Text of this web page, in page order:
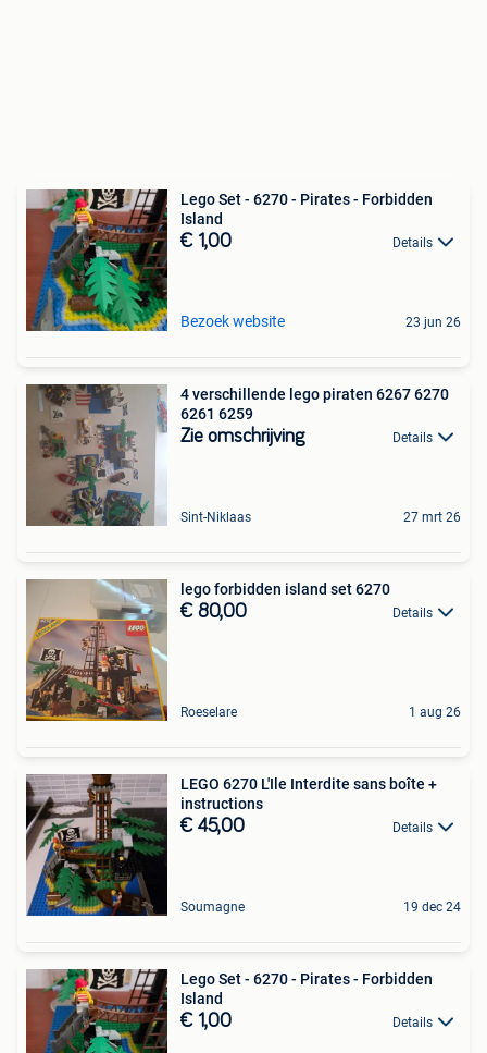
Lego Set - 6270 - Pirates - Forbidden
Island
€ 1,00 Details
Bezoek website 23 jun 26
4 verschillende lego piraten 6267 6270
6261 6259
Zie omschrijving Details
Sint-Niklaas 27 mrt 26
lego forbidden island set 6270
€ 80,00 Details
Roeselare 1 aug 26
LEGO 6270 L'Ile Interdite sans boîte +
instructions
€ 45,00 Details
Soumagne 19 dec 24
Lego Set - 6270 - Pirates - Forbidden
Island
€ 1,00 Details